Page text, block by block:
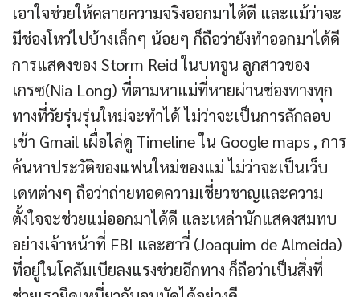
เอาใจช่วยให้คลายความจริงออกมาได้ดี และแม้ว่าจะ
มีช่องโหว่ไปบ้างเล็กๆ น้อยๆ ก็ถือว่ายังทำออกมาได้ดี
การแสดงของ Storm Reid ในบทจูน ลูกสาวของ
เกรซ(Nia Long) ที่ตามหาแม่ที่หายผ่านช่องทางทุก
ทางที่วัยรุ่นรุ่นใหม่จะทำได้ ไม่ว่าจะเป็นการลักลอบ
เข้า Gmail เผื่อไล่ดู Timeline ใน Google maps , การ
ค้นหาประวัติของแฟนใหม่ของแม่ ไม่ว่าจะเป็นเว็บ
เดทต่างๆ ถือว่าถ่ายทอดความเชี่ยวชาญและความ
ตั้งใจจะช่วยแม่ออกมาได้ดี และเหล่านักแสดงสมทบ
อย่างเจ้าหน้าที่ FBI และฮาวี่ (Joaquim de Almeida)
ที่อยู่ในโคลัมเบียลงแรงช่วยอีกทาง ก็ถือว่าเป็นสิ่งที่